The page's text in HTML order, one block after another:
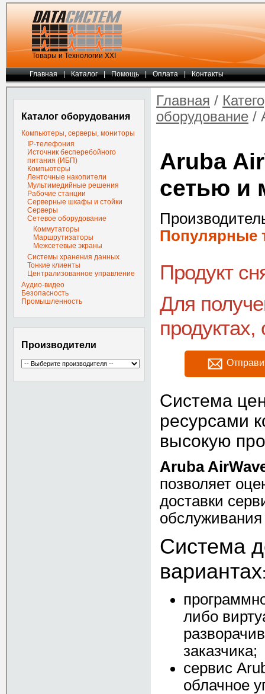
Товары и Технологии ХХI
Главная | Каталог | Помощь | Оплата | Контакты
Каталог оборудования
Компьютеры, серверы, мониторы
IP-телефония
Источник бесперебойного
питания (ИБП)
Компьютеры
Ленточные накопители
Мультимедийные решения
Рабочие станции
Серверные шкафы и стойки
Серверы
Сетевое оборудование
Коммутаторы
Маршрутизаторы
Межсетевые экраны
Системы хранения данных
Тонкие клиенты
Централизованное управление
Аудио-видео
Безопасность
Промышленность
Производители
Главная /
оборудование /
Aruba
сетью и
Популярные
Продукт
Для
продуктах,
Система
ресурсами
высокую
Aruba
позволяет
доставки
Система
вариантах
либо
заказчика;
сервис
облачное